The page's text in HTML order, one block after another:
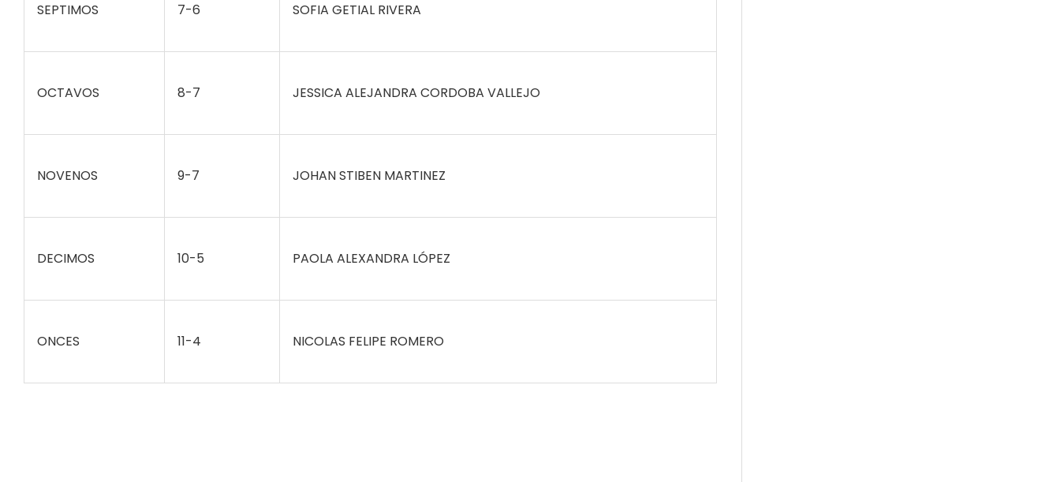
SEPTIMOS 7-6 SOFIA GETIAL RIVERA
OCTAVOS 8-7 JESSICA ALEJANDRA CORDOBA VALLEJO
NOVENOS 9-7 JOHAN STIBEN MARTINEZ
DECIMOS 10-5 PAOLA ALEXANDRA LÓPEZ
ONCES 11-4 NICOLAS FELIPE ROMERO